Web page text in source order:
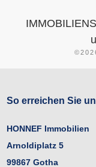
©
So erreichen Sie
HONNEF Immobilien
Arnoldiplatz 5
99867 Gotha